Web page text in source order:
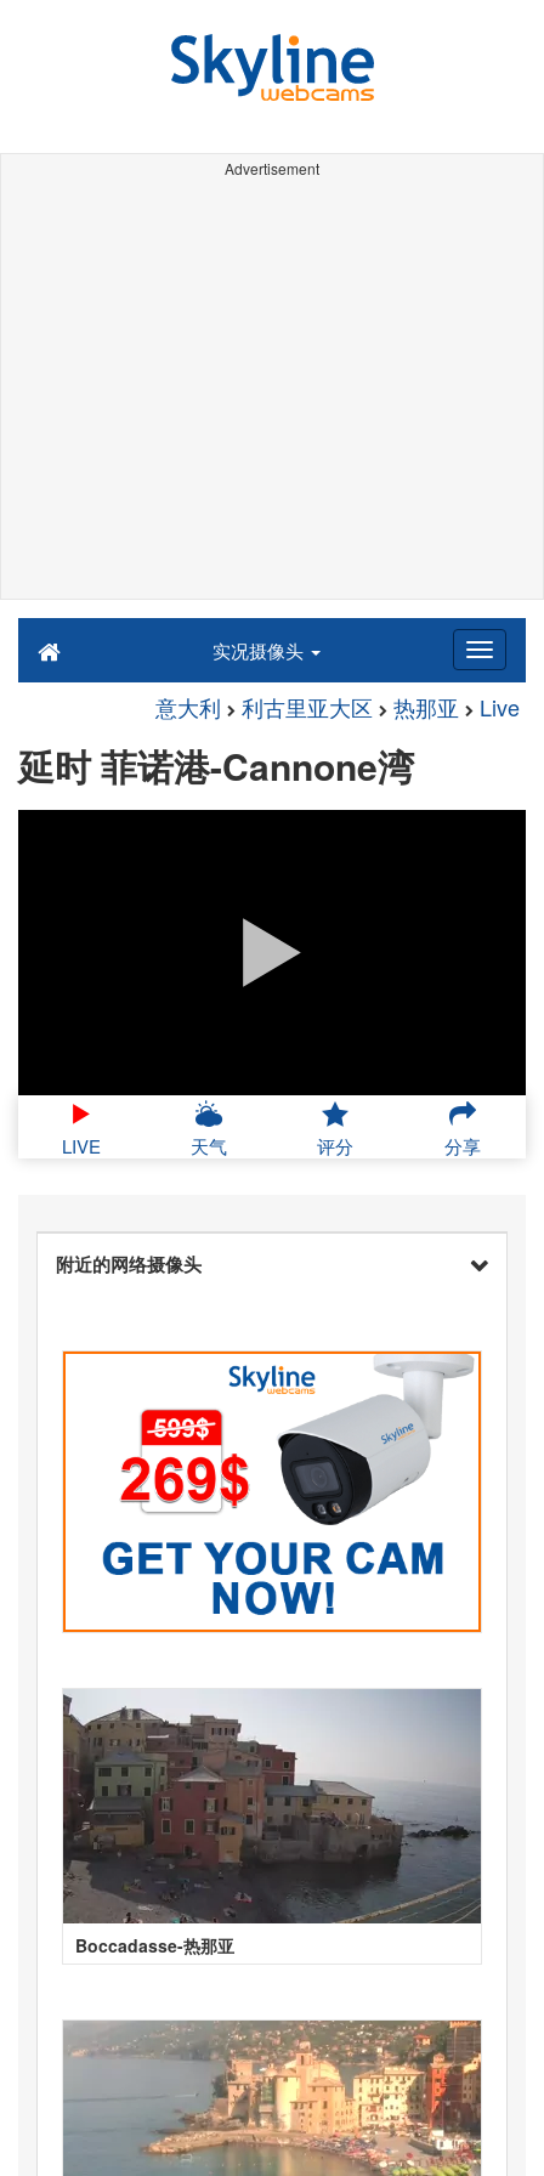
Advertisement
实况摄像头
意大利 利古里亚大区 热那亚 Live
延时 菲诺港-Cannone湾
LIVE 天气 评分 分享
附近的网络摄像头
Boccadasse-热那亚